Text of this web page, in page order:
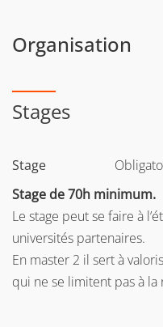
Organisation
Stages
Stage
Stage de 70h minimum.
Le stage peut se faire à
universités partenaires.
En master 2 il sert à
qui ne se limitent pas à la